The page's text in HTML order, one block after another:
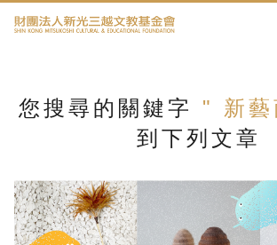
您搜尋的關鍵字 " 新
到下列文章